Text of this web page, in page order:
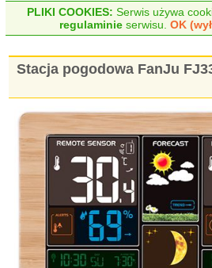
PLIKI COOKIES: Serwis używa
regulaminie serwisu.OK
Stacja pogodowa FanJu